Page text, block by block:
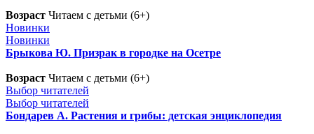
Возраст Читаем с детьми (6+)
Новинки
Новинки
Брыкова Ю. Призрак в городке на Осетре
Возраст Читаем с детьми (6+)
Выбор читателей
Выбор читателей
Бондарев А. Растения и грибы: детская энциклопедия